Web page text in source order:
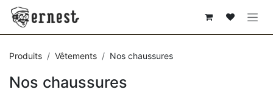
SE RENDRE AU CONTENU
Produits Vêtements Nos chaussures
Nos chaussures